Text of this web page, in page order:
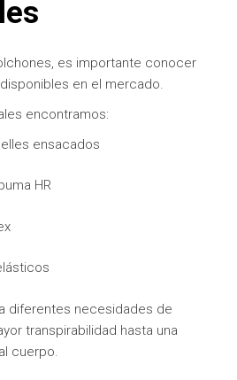
es importante conocer
en el mercado.
encontramos:
ensacados
HR
diferentes necesidades de
transpirabilidad hasta una
cuerpo.